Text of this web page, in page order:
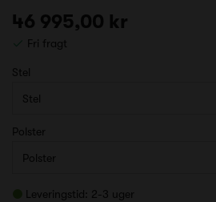
46 995,00 kr
Fri fragt
Stel
Polster
Leveringstid: 2-3 uger